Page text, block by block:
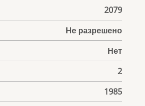
2079
Не разрешено
Нет
2
1985